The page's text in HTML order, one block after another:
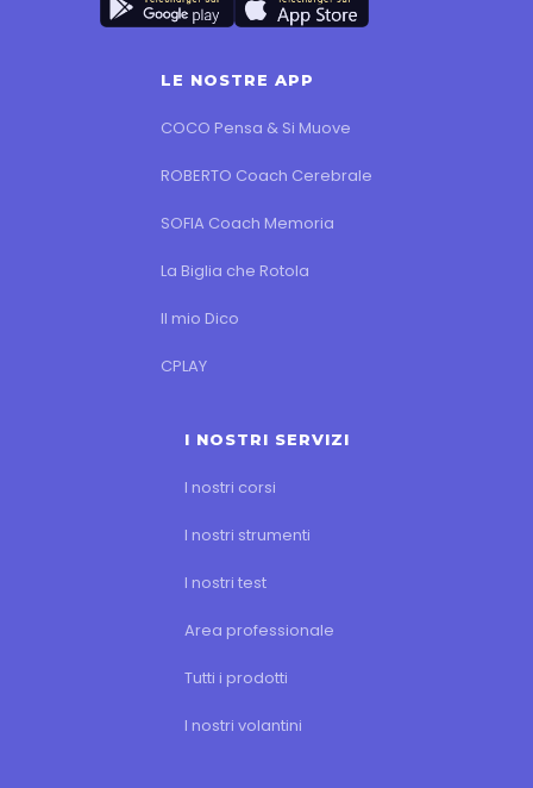
LE NOSTRE APP
COCO Pensa & Si Muove
ROBERTO Coach Cerebrale
SOFIA Coach Memoria
La Biglia che Rotola
Il mio Dico
CPLAY
I NOSTRI SERVIZI
I nostri corsi
I nostri strumenti
I nostri test
Area professionale
Tutti i prodotti
I nostri volantini